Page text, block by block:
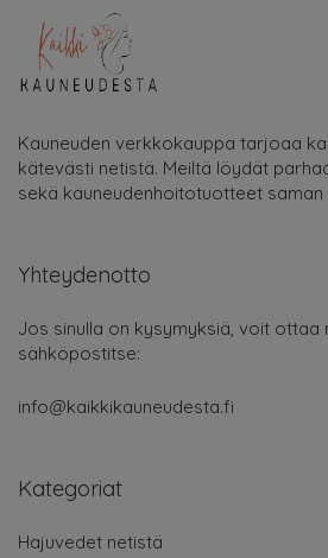
Kauneuden verkkokauppa tarjoaa
kätevästi netistä. Meiltä löydät
sekä kauneudenhoitotuotteet saman
Yhteydenotto
Jos sinulla on kysymyksiä, voit ottaa
sähköpostitse:
info@kaikkikauneudesta.fi
Kategoriat
Hajuvedet netistä